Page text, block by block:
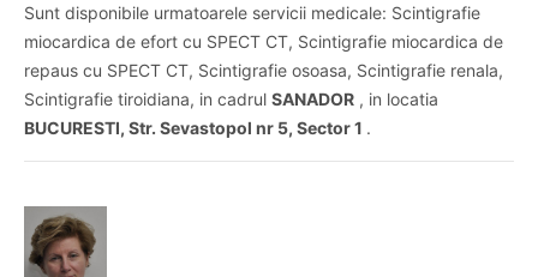
Sunt disponibile urmatoarele servicii medicale: Scintigrafie
miocardica de efort cu SPECT CT, Scintigrafie miocardica de
repaus cu SPECT CT, Scintigrafie osoasa, Scintigrafie renala,
Scintigrafie tiroidiana, in cadrul SANADOR , in locatia
BUCURESTI, Str. Sevastopol nr 5, Sector 1 .